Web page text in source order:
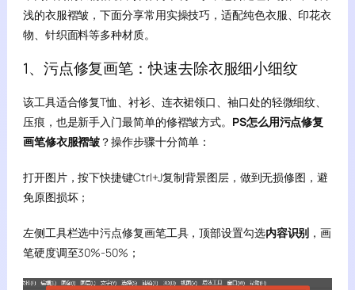
浅的衣服褶皱，下面分享常用实操技巧，适配纯色衣服、印花衣
物、针织面料等多种材质。
1、污点修复画笔：快速去除衣服细小细纹
该工具适合修复T恤、衬衫、连衣裙领口、袖口处的轻微细纹、
压痕，也是新手入门最简单的修褶皱方式。 PS怎么用污点修复
画笔修衣服褶皱 ？操作步骤十分简单：
打开图片，按下快捷键Ctrl+J复制背景图层，做到无损修图，避
免原图损坏；
左侧工具栏选中污点修复画笔工具，顶部设置勾选内容识别 ，画
笔硬度调至30%-50%；